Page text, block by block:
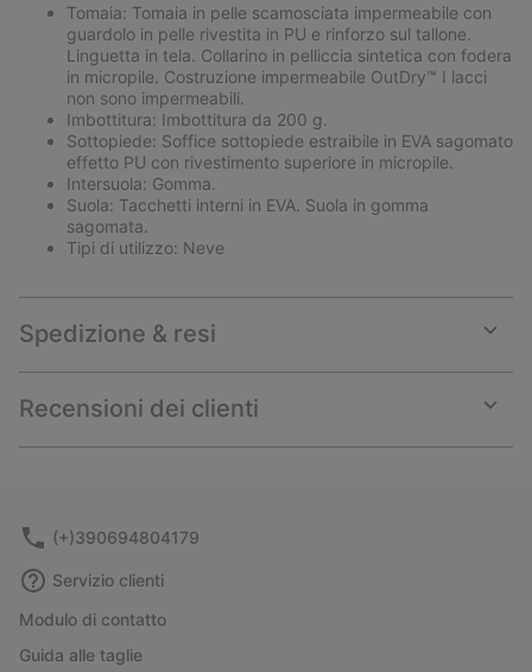
Tomaia: Tomaia in pelle scamosciata impermeabile con
guardolo in pelle rivestita in PU e rinforzo sul tallone.
Linguetta in tela. Collarino in pelliccia sintetica con fodera
in micropile. Costruzione impermeabile OutDry™ I lacci
non sono impermeabili.
Imbottitura: Imbottitura da 200 g.
Sottopiede: Soffice sottopiede estraibile in EVA sagomato
effetto PU con rivestimento superiore in micropile.
Intersuola: Gomma.
Suola: Tacchetti interni in EVA. Suola in gomma
sagomata.
Tipi di utilizzo: Neve
Spedizione & resi
or
Recensioni dei clienti
or
(+)390694804179
Servizio clienti
Modulo di contatto
Guida alle taglie